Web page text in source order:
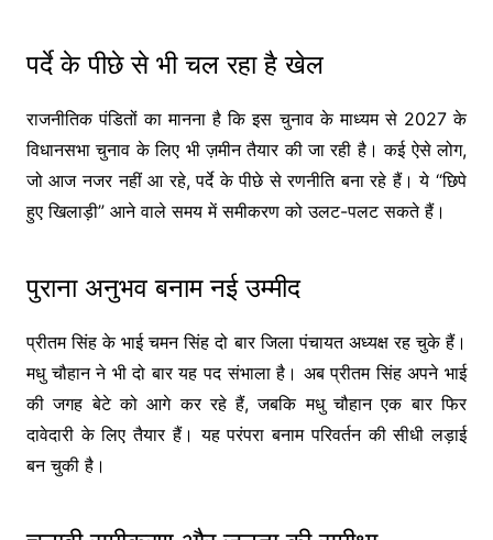
पर्दे के पीछे से भी चल रहा है खेल
राजनीतिक पंडितों का मानना है कि इस चुनाव के माध्यम से 2027 के
विधानसभा चुनाव के लिए भी ज़मीन तैयार की जा रही है। कई ऐसे लोग,
जो आज नजर नहीं आ रहे, पर्दे के पीछे से रणनीति बना रहे हैं। ये “छिपे
हुए खिलाड़ी” आने वाले समय में समीकरण को उलट-पलट सकते हैं।
पुराना अनुभव बनाम नई उम्मीद
प्रीतम सिंह के भाई चमन सिंह दो बार जिला पंचायत अध्यक्ष रह चुके हैं।
मधु चौहान ने भी दो बार यह पद संभाला है। अब प्रीतम सिंह अपने भाई
की जगह बेटे को आगे कर रहे हैं, जबकि मधु चौहान एक बार फिर
दावेदारी के लिए तैयार हैं। यह परंपरा बनाम परिवर्तन की सीधी लड़ाई
बन चुकी है।